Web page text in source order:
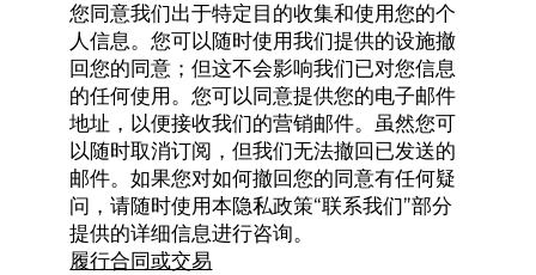
您同意我们出于特定目的收集和使用您的个
人信息。您可以随时使用我们提供的设施撤
回您的同意；但这不会影响我们已对您信息
的任何使用。您可以同意提供您的电子邮件
地址，以便接收我们的营销邮件。虽然您可
以随时取消订阅，但我们无法撤回已发送的
邮件。如果您对如何撤回您的同意有任何疑
问，请随时使用本隐私政策“联系我们”部分
提供的详细信息进行咨询。
履行合同或交易